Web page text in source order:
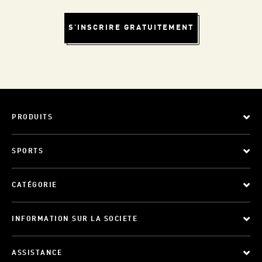
S'INSCRIRE GRATUITEMENT
PRODUITS
SPORTS
CATÉGORIE
INFORMATION SUR LA SOCIETE
ASSISTANCE